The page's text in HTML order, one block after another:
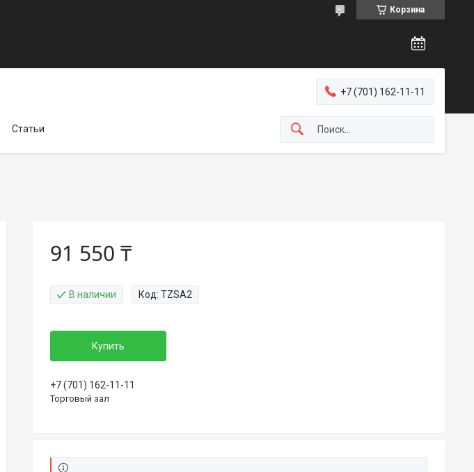
Корзина
+7 (701) 162-11-11
Статьи
91 550 ₸
В наличии Код: TZSA2
Купить
+7 (701) 162-11-11
Торговый зал